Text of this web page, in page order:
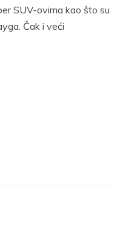
SUV-ovima kao što su
Čak i veći